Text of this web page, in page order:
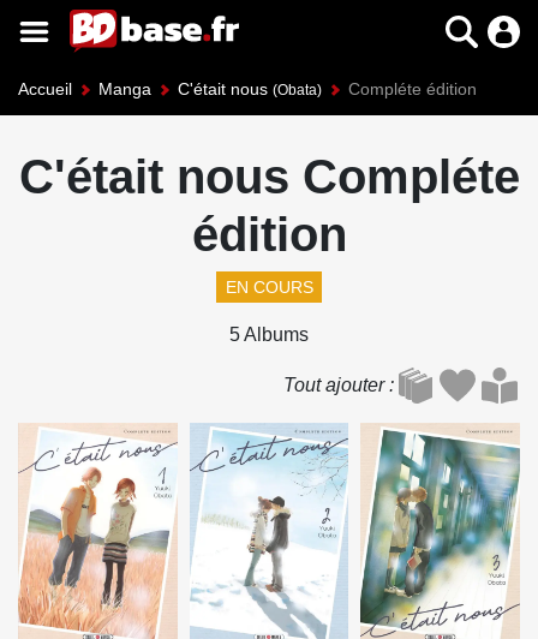
Accueil Manga C'était nous (Obata) Compléte édition
C'était nous Compléte
édition
EN COURS
5 Albums
Tout ajouter